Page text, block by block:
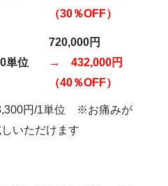
（30％OFF）
単位
720,000円
→ 432,000円
（40％OFF）
円/1単位 ※お痛みが
いただけます